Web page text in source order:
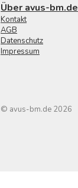
Über avus-bm.de
Kontakt
AGB
Datenschutz
Impressum
© avus-bm.de 2026